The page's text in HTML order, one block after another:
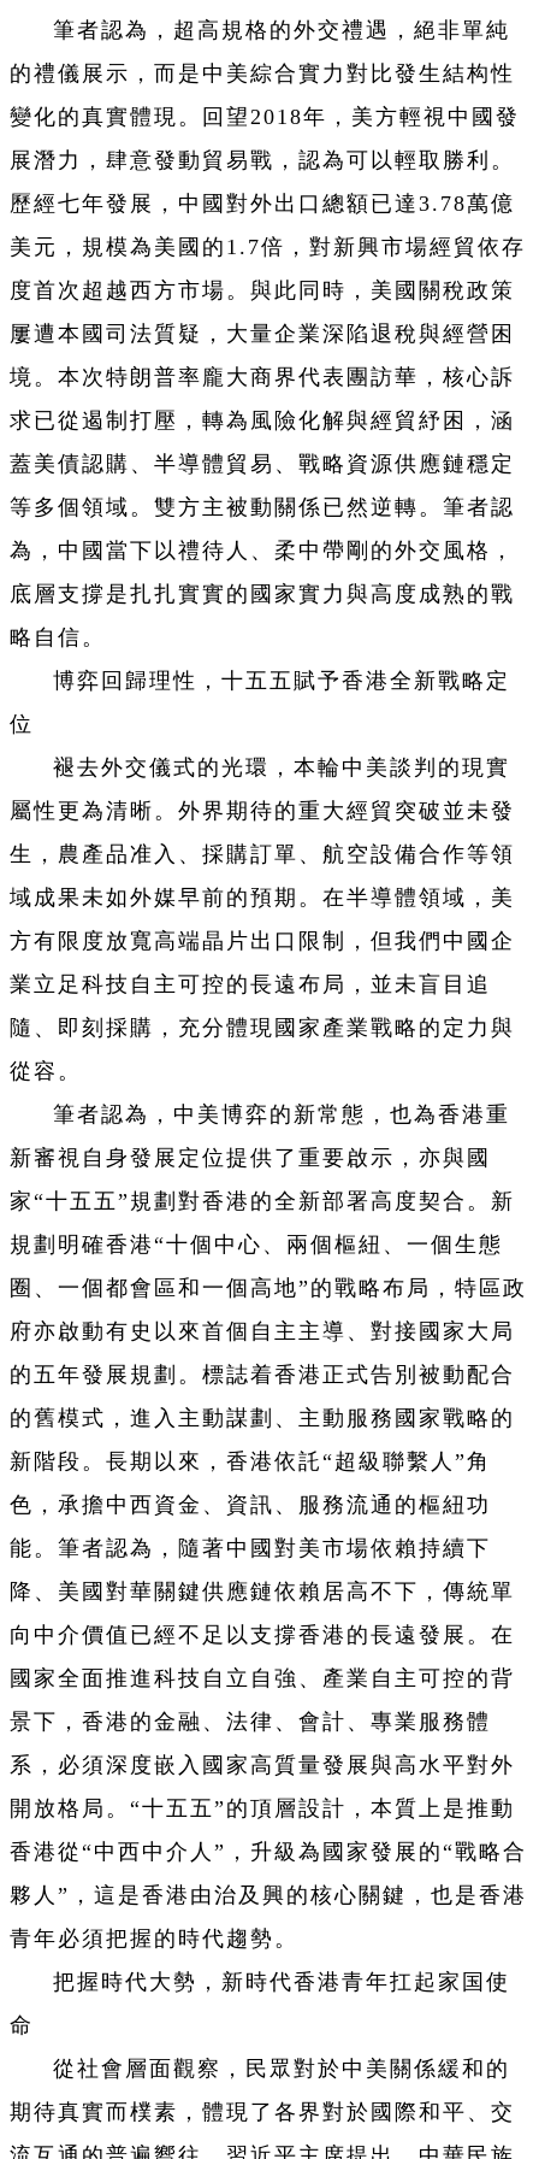
筆者認為，超高規格的外交禮遇，絕非單純
的禮儀展示，而是中美綜合實力對比發生結构性
變化的真實體現。回望2018年，美方輕視中國發
展潛力，肆意發動貿易戰，認為可以輕取勝利。
歷經七年發展，中國對外出口總額已達3.78萬億
美元，規模為美國的1.7倍，對新興市場經貿依存
度首次超越西方市場。與此同時，美國關稅政策
屢遭本國司法質疑，大量企業深陷退稅與經營困
境。本次特朗普率龐大商界代表團訪華，核心訴
求已從遏制打壓，轉為風險化解與經貿紓困，涵
蓋美債認購、半導體貿易、戰略資源供應鏈穩定
等多個領域。雙方主被動關係已然逆轉。筆者認
為，中國當下以禮待人、柔中帶剛的外交風格，
底層支撐是扎扎實實的國家實力與高度成熟的戰
略自信。
博弈回歸理性，十五五賦予香港全新戰略定
位
褪去外交儀式的光環，本輪中美談判的現實
屬性更為清晰。外界期待的重大經貿突破並未發
生，農產品准入、採購訂單、航空設備合作等領
域成果未如外媒早前的預期。在半導體領域，美
方有限度放寬高端晶片出口限制，但我們中國企
業立足科技自主可控的長遠布局，並未盲目追
隨、即刻採購，充分體現國家產業戰略的定力與
從容。
筆者認為，中美博弈的新常態，也為香港重
新審視自身發展定位提供了重要啟示，亦與國
家“十五五”規劃對香港的全新部署高度契合。新
規劃明確香港“十個中心、兩個樞紐、一個生態
圈、一個都會區和一個高地”的戰略布局，特區政
府亦啟動有史以來首個自主主導、對接國家大局
的五年發展規劃。標誌着香港正式告別被動配合
的舊模式，進入主動謀劃、主動服務國家戰略的
新階段。長期以來，香港依託“超級聯繫人”角
色，承擔中西資金、資訊、服務流通的樞紐功
能。筆者認為，隨著中國對美市場依賴持續下
降、美國對華關鍵供應鏈依賴居高不下，傳統單
向中介價值已經不足以支撐香港的長遠發展。在
國家全面推進科技自立自強、產業自主可控的背
景下，香港的金融、法律、會計、專業服務體
系，必須深度嵌入國家高質量發展與高水平對外
開放格局。“十五五”的頂層設計，本質上是推動
香港從“中西中介人”，升級為國家發展的“戰略合
夥人”，這是香港由治及興的核心關鍵，也是香港
青年必須把握的時代趨勢。
把握時代大勢，新時代香港青年扛起家国使
命
從社會層面觀察，民眾對於中美關係緩和的
期待真實而樸素，體現了各界對於國際和平、交